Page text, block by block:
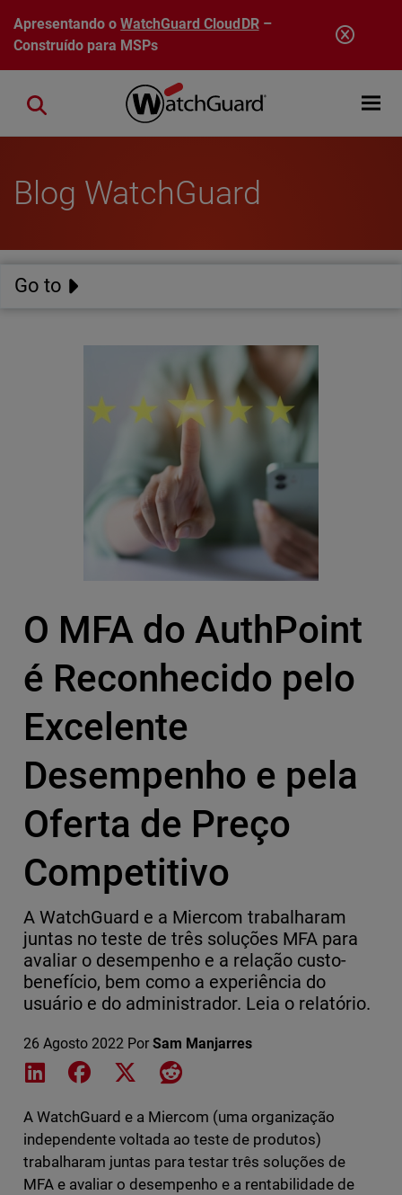
Pular para o conteúdo principal
Apresentando oWatchGuard CloudDR–
Construído para MSPs
Open
Close search
Blog WatchGuard
Go to
O MFA do AuthPoint
é Reconhecido pelo
Excelente
Desempenho e pela
Oferta de Preço
Competitivo
A WatchGuard e a Miercom trabalharam
juntas no teste de três soluções MFA para
avaliar o desempenho e a relação custo-
benefício, bem como a experiência do
usuário e do administrador. Leia o relatório.
26 Agosto 2022 Por Sam Manjarres
Share on LinkedIn
Share on Facebook
Share on XShare on Reddit
A WatchGuard e a Miercom (uma organização
independente voltada ao teste de produtos)
trabalharam juntas para testar três soluções de
MFA e avaliar o desempenho e a rentabilidade de